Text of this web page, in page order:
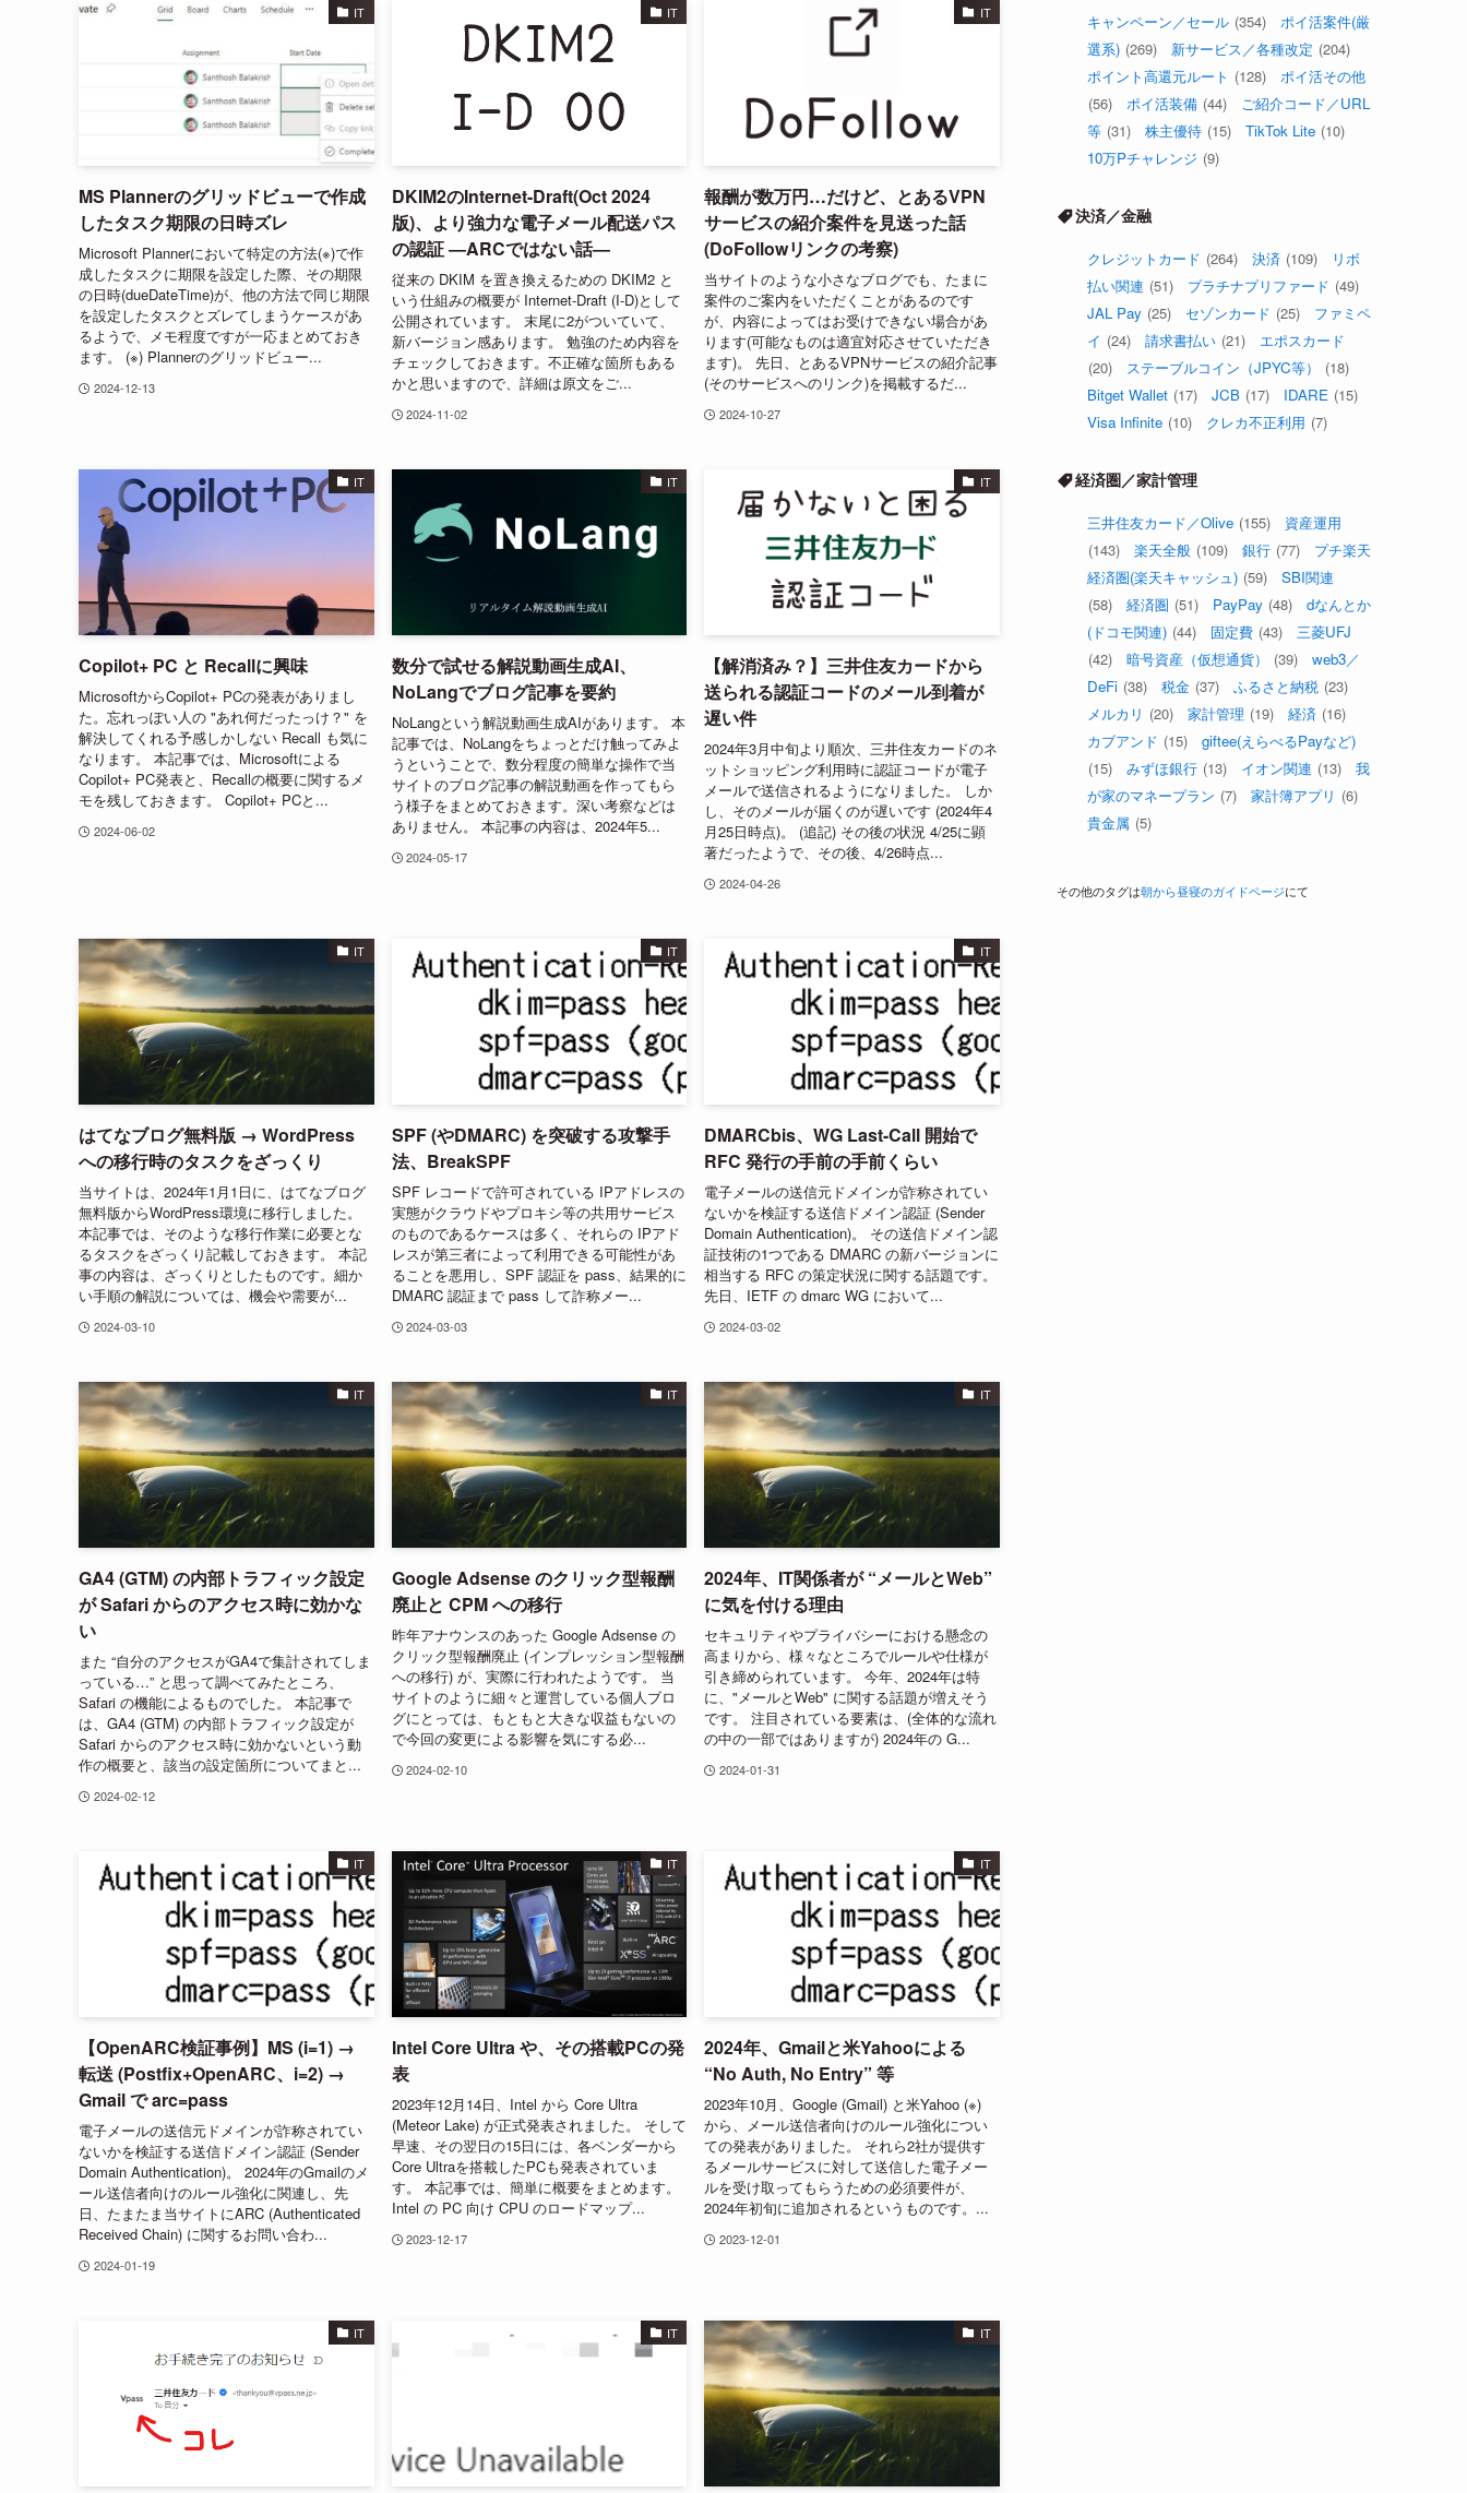
IT
MS Plannerのグリッドビューで作成
したタスク期限の日時ズレ
Microsoft Plannerにおいて特定の方法(※)で作
成したタスクに期限を設定した際、その期限
の日時(dueDateTime)が、他の方法で同じ期限
を設定したタスクとズレてしまうケースがあ
るようで、メモ程度ですが一応まとめておき
ます。 (※) Plannerのグリッドビュー...
2024-12-13
IT
DKIM2のInternet-Draft(Oct 2024
版)、より強力な電子メール配送パス
の認証 ―ARCではない話―
従来の DKIM を置き換えるための DKIM2 と
いう仕組みの概要が Internet-Draft (I-D)として
公開されています。 末尾に2がついていて、
新バージョン感あります。 勉強のため内容を
チェックしておきます。不正確な箇所もある
かと思いますので、詳細は原文をご...
2024-11-02
IT
報酬が数万円…だけど、とあるVPN
サービスの紹介案件を見送った話
(DoFollowリンクの考察)
当サイトのような小さなブログでも、たまに
案件のご案内をいただくことがあるのです
が、内容によってはお受けできない場合があ
ります(可能なものは適宜対応させていただき
ます)。 先日、とあるVPNサービスの紹介記事
(そのサービスへのリンク)を掲載するだ...
2024-10-27
IT
Copilot+ PC と Recallに興味
MicrosoftからCopilot+ PCの発表がありまし
た。忘れっぽい人の "あれ何だったっけ？" を
解決してくれる予感しかしない Recall も気に
なります。 本記事では、Microsoftによる
Copilot+ PC発表と、Recallの概要に関するメ
モを残しておきます。 Copilot+ PCと...
2024-06-02
IT
数分で試せる解説動画生成AI、
NoLangでブログ記事を要約
NoLangという解説動画生成AIがあります。 本
記事では、NoLangをちょっとだけ触ってみよ
うということで、数分程度の簡単な操作で当
サイトのブログ記事の解説動画を作ってもら
う様子をまとめておきます。深い考察などは
ありません。 本記事の内容は、2024年5...
2024-05-17
IT
【解消済み？】三井住友カードから
送られる認証コードのメール到着が
遅い件
2024年3月中旬より順次、三井住友カードのネ
ットショッピング利用時に認証コードが電子
メールで送信されるようになりました。 しか
し、そのメールが届くのが遅いです (2024年4
月25日時点)。 (追記) その後の状況 4/25に顕
著だったようで、その後、4/26時点...
2024-04-26
IT
はてなブログ無料版 → WordPress
への移行時のタスクをざっくり
当サイトは、2024年1月1日に、はてなブログ
無料版からWordPress環境に移行しました。
本記事では、そのような移行作業に必要とな
るタスクをざっくり記載しておきます。 本記
事の内容は、ざっくりとしたものです。細か
い手順の解説については、機会や需要が...
2024-03-10
IT
SPF (やDMARC) を突破する攻撃手
法、BreakSPF
SPF レコードで許可されている IPアドレスの
実態がクラウドやプロキシ等の共用サービス
のものであるケースは多く、それらの IPアド
レスが第三者によって利用できる可能性があ
ることを悪用し、SPF 認証を pass、結果的に
DMARC 認証まで pass して詐称メー...
2024-03-03
IT
DMARCbis、WG Last-Call 開始で
RFC 発行の手前の手前くらい
電子メールの送信元ドメインが詐称されてい
ないかを検証する送信ドメイン認証 (Sender
Domain Authentication)。 その送信ドメイン認
証技術の1つである DMARC の新バージョンに
相当する RFC の策定状況に関する話題です。
先日、IETF の dmarc WG において...
2024-03-02
IT
GA4 (GTM) の内部トラフィック設定
が Safari からのアクセス時に効かな
い
また “自分のアクセスがGA4で集計されてしま
っている…” と思って調べてみたところ、
Safari の機能によるものでした。 本記事で
は、GA4 (GTM) の内部トラフィック設定が
Safari からのアクセス時に効かないという動
作の概要と、該当の設定箇所についてまと...
2024-02-12
IT
Google Adsense のクリック型報酬
廃止と CPM への移行
昨年アナウンスのあった Google Adsense の
クリック型報酬廃止 (インプレッション型報酬
への移行) が、実際に行われたようです。 当
サイトのように細々と運営している個人ブロ
グにとっては、もともと大きな収益もないの
で今回の変更による影響を気にする必...
2024-02-10
IT
2024年、IT関係者が “メールとWeb”
に気を付ける理由
セキュリティやプライバシーにおける懸念の
高まりから、様々なところでルールや仕様が
引き締められています。 今年、2024年は特
に、"メールとWeb" に関する話題が増えそう
です。 注目されている要素は、(全体的な流れ
の中の一部ではありますが) 2024年の G...
2024-01-31
IT
【OpenARC検証事例】MS (i=1) →
転送 (Postfix+OpenARC、i=2) →
Gmail で arc=pass
電子メールの送信元ドメインが詐称されてい
ないかを検証する送信ドメイン認証 (Sender
Domain Authentication)。 2024年のGmailのメ
ール送信者向けのルール強化に関連し、先
日、たまたま当サイトにARC (Authenticated
Received Chain) に関するお問い合わ...
2024-01-19
IT
Intel Core Ultra や、その搭載PCの発
表
2023年12月14日、Intel から Core Ultra
(Meteor Lake) が正式発表されました。 そして
早速、その翌日の15日には、各ベンダーから
Core Ultraを搭載したPCも発表されていま
す。 本記事では、簡単に概要をまとめます。
Intel の PC 向け CPU のロードマップ...
2023-12-17
IT
2024年、Gmailと米Yahooによる
“No Auth, No Entry” 等
2023年10月、Google (Gmail) と米Yahoo (※)
から、メール送信者向けのルール強化につい
ての発表がありました。 それら2社が提供す
るメールサービスに対して送信した電子メー
ルを受け取ってもらうための必須要件が、
2024年初旬に追加されるというものです。...
2023-12-01
IT IT IT
キャンペーン／セール (354)
ポイ活案件(厳
選系) (269) 新サービス／各種改定 (204)
ポイント高還元ルート (128)
ポイ活その他
(56)
ポイ活装備 (44)
ご紹介コード／URL
等 (31) 株主優待 (15) TikTok Lite (10)
10万Pチャレンジ (9)
決済／金融
クレジットカード (264) 決済 (109)
リボ
払い関連 (51) プラチナプリファード (49)
JAL Pay (25) セゾンカード (25)
ファミペ
イ (24) 請求書払い (21)
エポスカード
(20)
ステーブルコイン（JPYC等）
(18)
Bitget Wallet (17) JCB (17) IDARE (15)
Visa Infinite (10) クレカ不正利用 (7)
経済圏／家計管理
三井住友カード／Olive (155)
資産運用
(143)
楽天全般 (109) 銀行 (77)
プチ楽天
経済圏(楽天キャッシュ) (59)
SBI関連
(58)
経済圏 (51) PayPay (48)
dなんとか
(ドコモ関連) (44) 固定費 (43)
三菱UFJ
(42)
暗号資産（仮想通貨） (39)
web3／
DeFi (38) 税金 (37) ふるさと納税 (23)
メルカリ (20) 家計管理 (19) 経済 (16)
カブアンド (15)
giftee(えらべるPayなど)
(15)
みずほ銀行 (13) イオン関連 (13)
我
が家のマネープラン (7) 家計簿アプリ (6)
貴金属 (5)
その他のタグは朝から昼寝のガイドページにて